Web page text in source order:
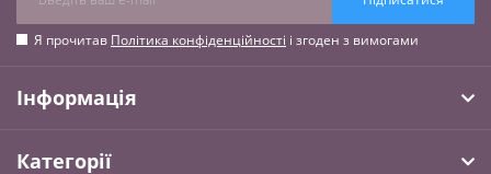
Я прочитав Політика конфіденційності і згоден з вимогами
Інформація
Категорії